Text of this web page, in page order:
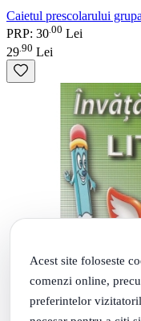
Acest site foloseste
comenzi online,
preferintelor
Caietul prescolarului
PRP: 30 00 Lei
29 90 Lei